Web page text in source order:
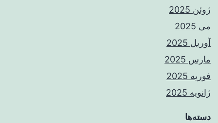
ژوئن 2025
می 2025
آوریل 2025
مارس 2025
فوریه 2025
ژانویه 2025
دسته‌ها